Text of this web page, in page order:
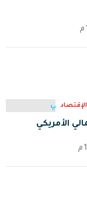
الأمريكي